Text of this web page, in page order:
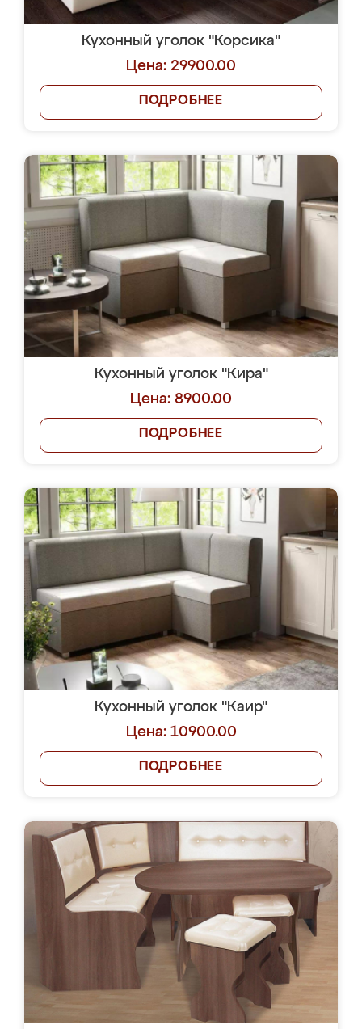
Кухонный уголок "Корсика"
Цена: 29900.00
ПОДРОБНЕЕ
Кухонный уголок "Кира"
Цена: 8900.00
ПОДРОБНЕЕ
Кухонный уголок "Каир"
Цена: 10900.00
ПОДРОБНЕЕ